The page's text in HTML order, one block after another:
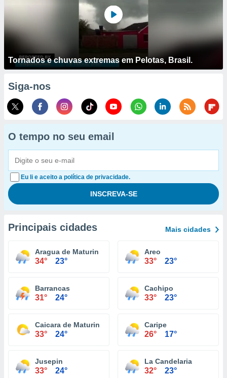
Tornados e chuvas extremas em Pelotas, Brasil.
Siga-nos
O tempo no seu email
Eu li e aceito a política de privacidade.
Principais cidades Mais cidades
Aragua de Maturin
34° 23°
Areo
33° 23°
Barrancas
31° 24°
Cachipo
33° 23°
Caicara de Maturin
33° 24°
Caripe
26° 17°
Jusepin
33° 24°
La Candelaria
32° 23°